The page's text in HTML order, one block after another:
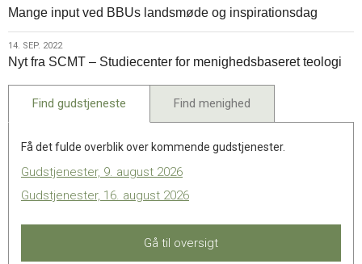
sep.
2022
Mange input ved BBUs landsmøde og inspirationsdag
14.
sep.
2022
14. SEP. 2022
Nyt fra SCMT – Studiecenter for menighedsbaseret teologi
Find gudstjeneste Find menighed
Få det fulde overblik over kommende gudstjenester.
Gudstjenester, 9. august 2026
Gudstjenester, 16. august 2026
Gå til oversigt